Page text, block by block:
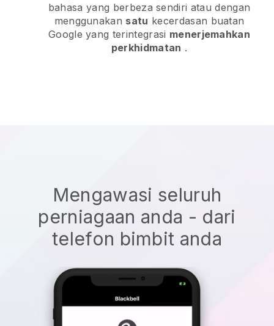
bahasa yang berbeza sendiri atau dengan
menggunakan satu kecerdasan buatan
Google yang terintegrasi menerjemahkan
perkhidmatan .
Mengawasi seluruh
perniagaan anda - dari
telefon bimbit anda